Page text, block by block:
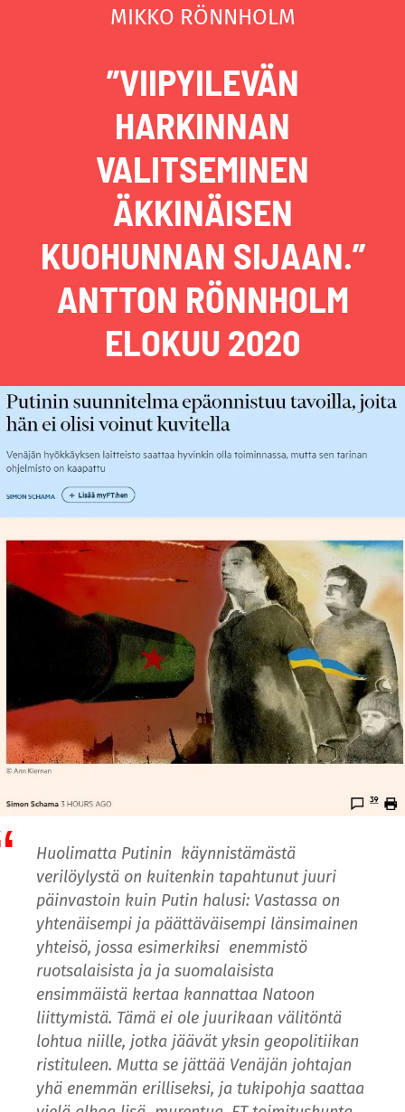
MIKKO RÖNNHOLM
”VIIPYILEVÄN
HARKINNAN
VALITSEMINEN
ÄKKINÄISEN
KUOHUNNAN SIJAAN.”
ANTTON RÖNNHOLM
ELOKUU 2020
Huolimatta Putinin käynnistämästä
verilöylystä on kuitenkin tapahtunut juuri
päinvastoin kuin Putin halusi: Vastassa on
yhtenäisempi ja päättäväisempi länsimainen
yhteisö, jossa esimerkiksi enemmistö
ruotsalaisista ja ja suomalaisista
ensimmäistä kertaa kannattaa Natoon
liittymistä. Tämä ei ole juurikaan välitöntä
lohtua niille, jotka jäävät yksin geopolitiikan
ristituleen. Mutta se jättää Venäjän johtajan
yhä enemmän erilliseksi, ja tukipohja saattaa